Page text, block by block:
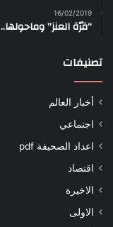
16/02/2019
“قرّة العنز” وماحولها..
تصنيفات
أخبار العالم
اجتماعي
اعداد الصحيفة pdf
اقتصاد
الاخيرة
الاولى